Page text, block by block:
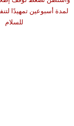
لمدة أسبوعين تمهيدًا
للسلام